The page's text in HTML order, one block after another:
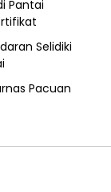
Pantai
Selidiki
Pacuan